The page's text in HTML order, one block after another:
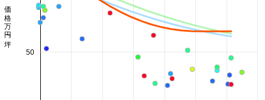
50
価格 万円/坪